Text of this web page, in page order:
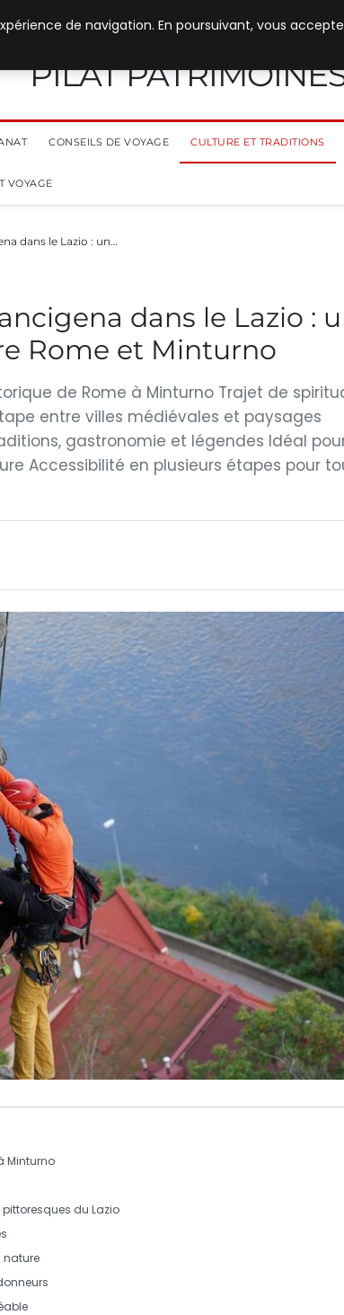
PILAT
CONSEILS DE VOYAGE CULTURE ET TRADITIONS
VOYAGE
dans le Lazio : un…
dans le Lazio :
Rome et Minturno
de Rome à Minturno Trajet de
entre villes médiévales et paysages
gastronomie et légendes Idéal
Accessibilité en plusieurs étapes pour
Minturno
pittoresques du Lazio
nature
de navigation. En poursuivant, vous